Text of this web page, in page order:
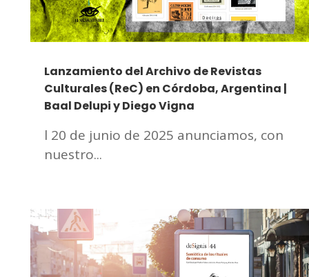
Lanzamiento del Archivo de Revistas
Culturales (ReC) en Córdoba, Argentina |
Baal Delupi y Diego Vigna
l 20 de junio de 2025 anunciamos, con
nuestro...